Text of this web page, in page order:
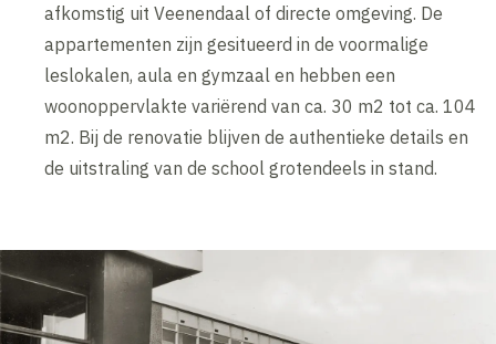
afkomstig uit Veenendaal of directe omgeving. De
appartementen zijn gesitueerd in de voormalige
leslokalen, aula en gymzaal en hebben een
woonoppervlakte variërend van ca. 30 m2 tot ca. 104
m2. Bij de renovatie blijven de authentieke details en
de uitstraling van de school grotendeels in stand.